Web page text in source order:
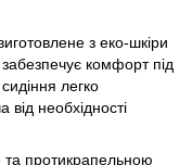
з еко-шкіри
комфорт під
легко
від необхідності
та протикрапельною